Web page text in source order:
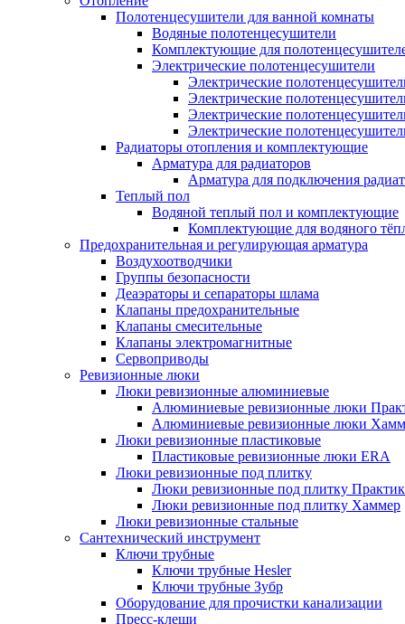
Полотенцесушители для ванной комнаты
Водяные полотенцесушители
Комплектующие для
Электрические полотенцесушители
Электрические
Электрические
Электрические
Электрические
Радиаторы отопления и комплектующие
Арматура для радиаторов
Арматура для подключения
Теплый пол
Водяной теплый пол и комплектующие
Комплектующие для водяного
Предохранительная и регулирующая арматура
Воздухоотводчики
Группы безопасности
Деаэраторы и сепараторы шлама
Клапаны предохранительные
Клапаны смесительные
Клапаны электромагнитные
Сервоприводы
Ревизионные люки
Люки ревизионные алюминиевые
Алюминиевые ревизионные люки
Алюминиевые ревизионные люки
Люки ревизионные пластиковые
Пластиковые ревизионные люки ERA
Люки ревизионные под плитку
Люки ревизионные под плитку
Люки ревизионные под плитку Хаммер
Люки ревизионные стальные
Сантехнический инструмент
Ключи трубные
Ключи трубные Hesler
Ключи трубные Зубр
Оборудование для прочистки канализации
Пресс-клещи